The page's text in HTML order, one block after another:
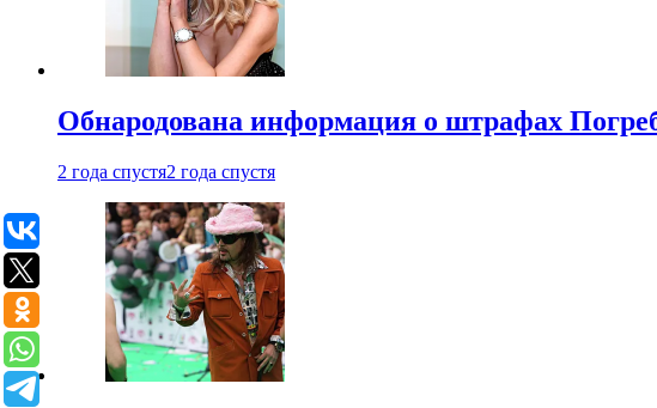
Обнародована информация о штрафах
2 года спустя2 года спустя